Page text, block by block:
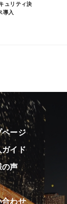
ュリティ決
導入
ページ
ガイド
の声
合わせ